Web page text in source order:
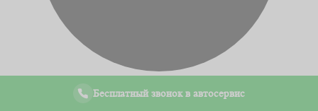
Бесплатный звонок в автосервис